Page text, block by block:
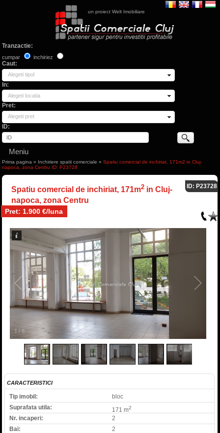
un proiect Welt Imobiliare
Tranzactie:
cumpar inchiriez
Caut:
Alegeti tipul
In:
Alegeti locatia
Pret:
Alegeti pret
ID:
Meniu
Prima pagina » Inchiriere spatii comerciale »Spatiu comercial de inchiriat, 171m2 in Cluj-
napoca, zona Centru ID: P23728
Spatiu comercial de inchiriat, 171m2in Cluj-
napoca, zona Centru
Pret: 1.900 €/luna
ID: P23728
1/ 8
CARACTERISTICI
Tip imobil:
bloc
Suprafata utila:
171 m2
Nr. incaperi:
2
Bai:
2